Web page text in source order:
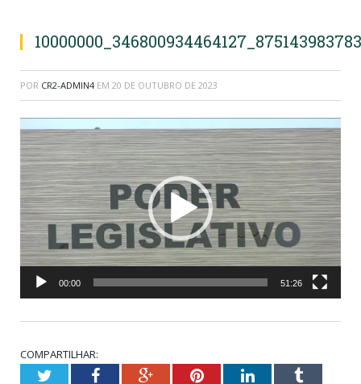
POR CR2-ADMIN4 EM 20 DE OUTUBRO DE 2023
Tocador
de
vídeo
00:00 51:26
COMPARTILHAR:
TwitterFacebookGoogle+PinterestLinkedInTumblr